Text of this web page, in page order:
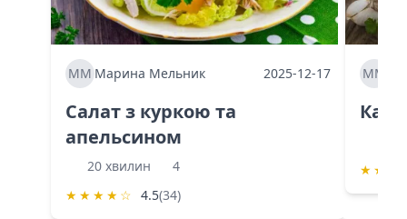
ММ Марина Мельник 2025-12-17
Салат з куркою та
апельсином
20 хвилин
4
★ ★ ★ ★ ☆ 4.5(34)
ММ
★ ★